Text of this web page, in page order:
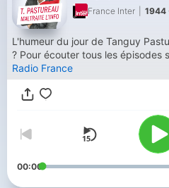
France Inter 1944
L'humeur du jour de Tanguy Pastureau Vous aimez ce
? Pour écouter tous les épisodes
Radio France
00:00